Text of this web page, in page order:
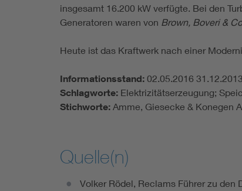
insgesamt 16.200 kW verfügte. Bei den
Generatoren waren von Brown, Boveri &
Heute ist das Kraftwerk nach einer
Informationsstand: 02.05.2016 31.12.2013
Schlagworte: Elektrizitätserzeugung;
Stichworte: Amme, Giesecke & Konegen
Quelle(n)
Volker Rödel, Reclams Führer zu den